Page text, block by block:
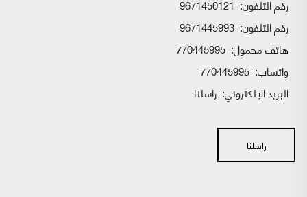
رقم التلفون: 9671450121
رقم التلفون: 9671445993
هاتف محمول: 770445995
واتساب:
البريد الإلكتروني: راسلنا
راسلنا